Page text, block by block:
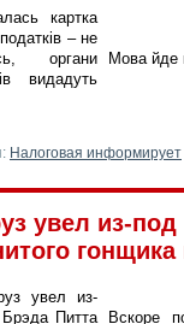
Мова йде
Налоговая информирует
увел из-
гонщика
Вскоре